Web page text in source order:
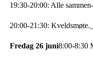
19:30-20:00: Alle
20:00-21:30: Kveldsmøte.
Fredag 26 juni8:00-8:30